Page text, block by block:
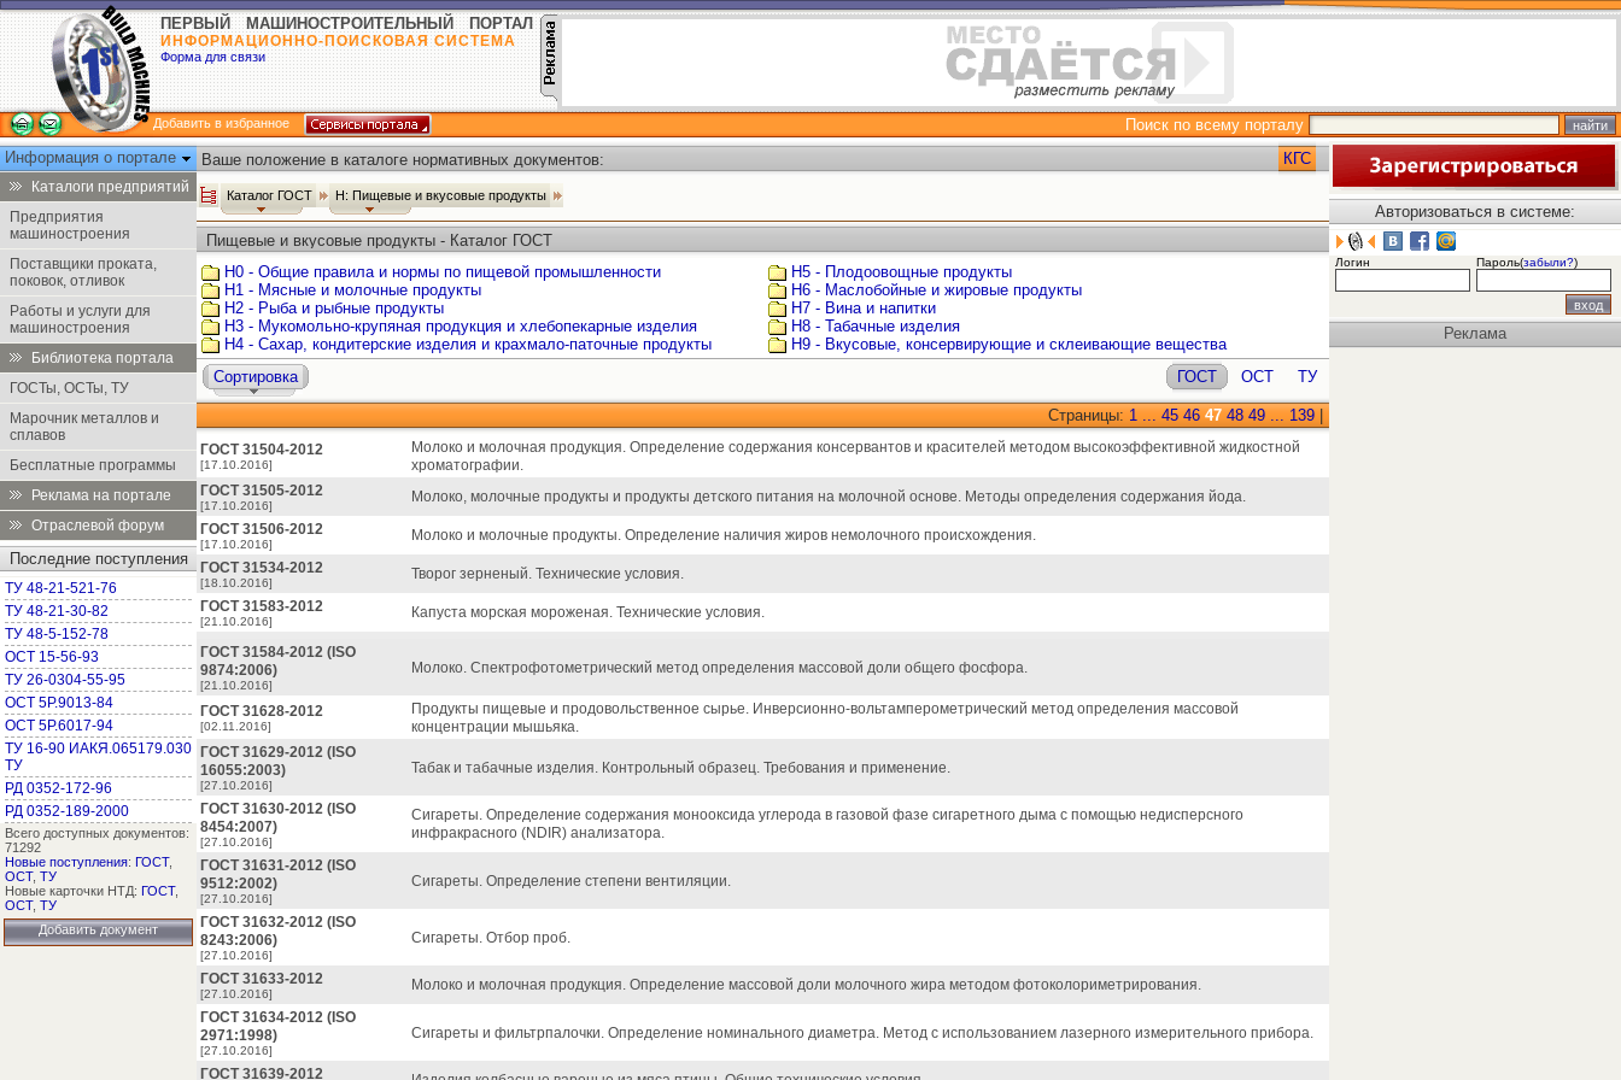
ПЕРВЫЙ МАШИНОСТРОИТЕЛЬНЫЙ ПОРТАЛ
ИНФОРМАЦИОННО-ПОИСКОВАЯ СИСТЕМА
Форма для связи
Добавить в избранное
Поиск по всему порталу
Информация о портале
Каталоги предприятий
Предприятия
машиностроения
Поставщики проката,
поковок, отливок
Работы и услуги для
машиностроения
Библиотека портала
ГОСТы, ОСТы, ТУ
Марочник металлов и
сплавов
Бесплатные программы
Реклама на портале
Отраслевой форум
Последние поступления
ТУ 48-21-521-76
ТУ 48-21-30-82
ТУ 48-5-152-78
ОСТ 15-56-93
ТУ 26-0304-55-95
ОСТ 5Р.9013-84
ОСТ 5Р.6017-94
ТУ 16-90 ИАКЯ.065179.030
ТУ
РД 0352-172-96
РД 0352-189-2000
Всего доступных документов:
71292
Новые поступления: ГОСТ,
ОСТ, ТУ
Новые карточки НТД: ГОСТ,
ОСТ, ТУ
Добавить документ
Ваше положение в каталоге нормативных документов: КГС
Каталог ГОСТ Н: Пищевые и вкусовые продукты
Пищевые и вкусовые продукты - Каталог ГОСТ
Н0 - Общие правила и нормы по пищевой промышленности
Н1 - Мясные и молочные продукты
Н2 - Рыба и рыбные продукты
Н3 - Мукомольно-крупяная продукция и хлебопекарные изделия
Н4 - Сахар, кондитерские изделия и крахмало-паточные продукты
Н5 - Плодоовощные продукты
Н6 - Маслобойные и жировые продукты
Н7 - Вина и напитки
Н8 - Табачные изделия
Н9 - Вкусовые, консервирующие и склеивающие вещества
Сортировка
ГОСТ ОСТ ТУ
Страницы: 1 ... 45 46 47 48 49 ... 139
ГОСТ 31504-2012
[17.10.2016]
Молоко и молочная продукция. Определение содержания консервантов и красителей методом высокоэффективной жидкостной
хроматографии.
ГОСТ 31505-2012
[17.10.2016]
Молоко, молочные продукты и продукты детского питания на молочной основе. Методы определения содержания йода.
ГОСТ 31506-2012
[17.10.2016]
Молоко и молочные продукты. Определение наличия жиров немолочного происхождения.
ГОСТ 31534-2012
[18.10.2016]
Творог зерненый. Технические условия.
ГОСТ 31583-2012
[21.10.2016]
Капуста морская мороженая. Технические условия.
ГОСТ 31584-2012 (ISO
9874:2006)
[21.10.2016]
Молоко. Спектрофотометрический метод определения массовой доли общего фосфора.
ГОСТ 31628-2012
[02.11.2016]
Продукты пищевые и продовольственное сырье. Инверсионно-вольтамперометрический метод определения массовой
концентрации мышьяка.
ГОСТ 31629-2012 (ISO
16055:2003)
[27.10.2016]
Табак и табачные изделия. Контрольный образец. Требования и применение.
ГОСТ 31630-2012 (ISO
8454:2007)
[27.10.2016]
Сигареты. Определение содержания монооксида углерода в газовой фазе сигаретного дыма с помощью недисперсного
инфракрасного (NDIR) анализатора.
ГОСТ 31631-2012 (ISO
9512:2002)
[27.10.2016]
Сигареты. Определение степени вентиляции.
ГОСТ 31632-2012 (ISO
8243:2006)
[27.10.2016]
Сигареты. Отбор проб.
ГОСТ 31633-2012
[27.10.2016]
Молоко и молочная продукция. Определение массовой доли молочного жира методом фотоколориметрирования.
ГОСТ 31634-2012 (ISO
2971:1998)
[27.10.2016]
Сигареты и фильтрпалочки. Определение номинального диаметра. Метод с использованием лазерного измерительного прибора.
ГОСТ 31639-2012
Авторизоваться в системе:
Логин Пароль(забыли?)
Реклама